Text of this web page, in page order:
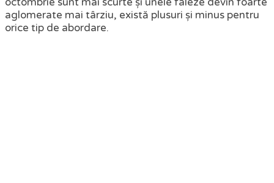
aglomerate mai târziu, există plusuri și minus pentru
orice tip de abordare.